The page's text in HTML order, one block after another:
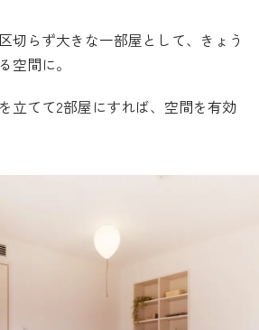
切らず大きな一部屋として、きょう
空間に。
立てて2部屋にすれば、空間を有効